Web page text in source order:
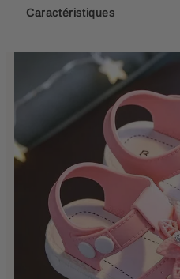
Caractéristiques